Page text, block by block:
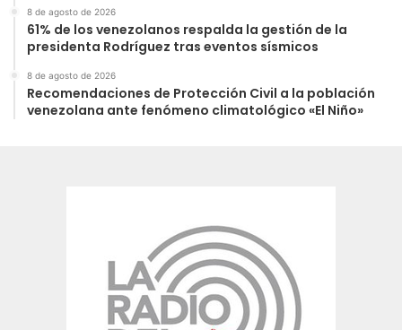
8 de agosto de 2026
61% de los venezolanos respalda la gestión de la
presidenta Rodríguez tras eventos sísmicos
8 de agosto de 2026
Recomendaciones de Protección Civil a la población
venezolana ante fenómeno climatológico «El Niño»